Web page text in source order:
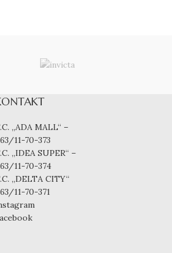
„ADA MALL“ –
11-70-373
„IDEA SUPER“ –
11-70-374
„DELTA CITY“
11-70-371